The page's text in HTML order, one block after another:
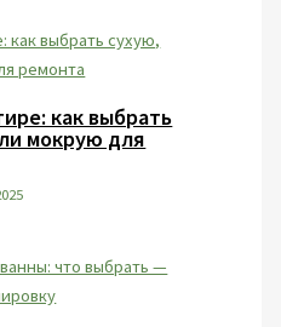
как выбрать
мокрую для